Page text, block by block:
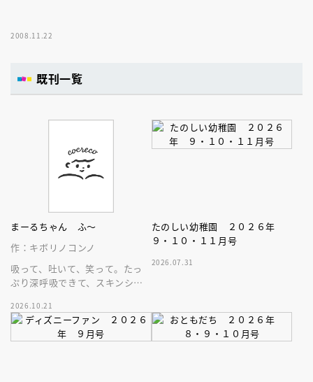
2008.11.22
既刊一覧
まーるちゃん ふ～
作：キボリノコンノ
吸って、吐いて、笑って。たっ
ぷり深呼吸できて、スキンシッ
家、キボリノコンノ初のファー
ストブック。
2026.10.21
たのしい幼稚園 ２０２６年
９・１０・１１月号
2026.07.31